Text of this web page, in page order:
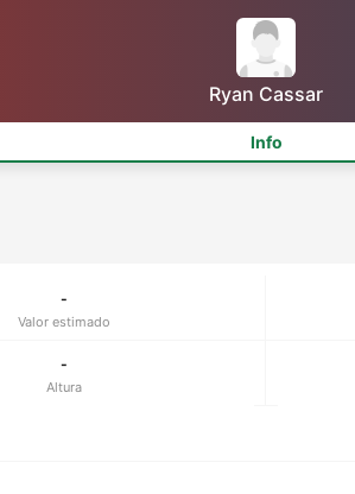
Ryan Cassar
Info
-
Valor estimado
-
Altura